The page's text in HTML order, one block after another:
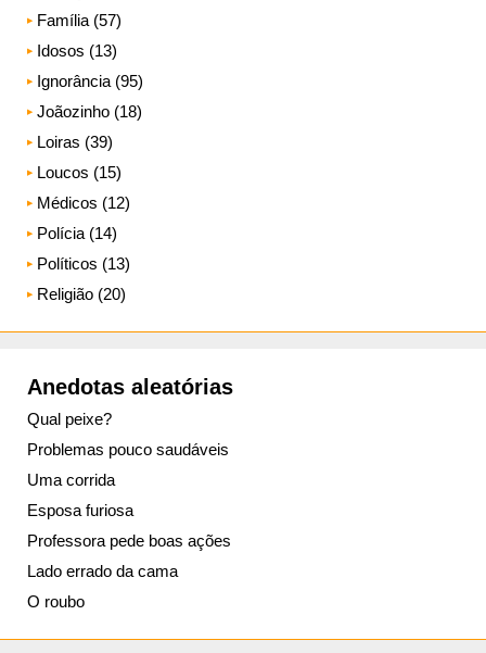
Família (57)
Idosos (13)
Ignorância (95)
Joãozinho (18)
Loiras (39)
Loucos (15)
Médicos (12)
Polícia (14)
Políticos (13)
Religião (20)
Anedotas aleatórias
Qual peixe?
Problemas pouco saudáveis
Uma corrida
Esposa furiosa
Professora pede boas ações
Lado errado da cama
O roubo